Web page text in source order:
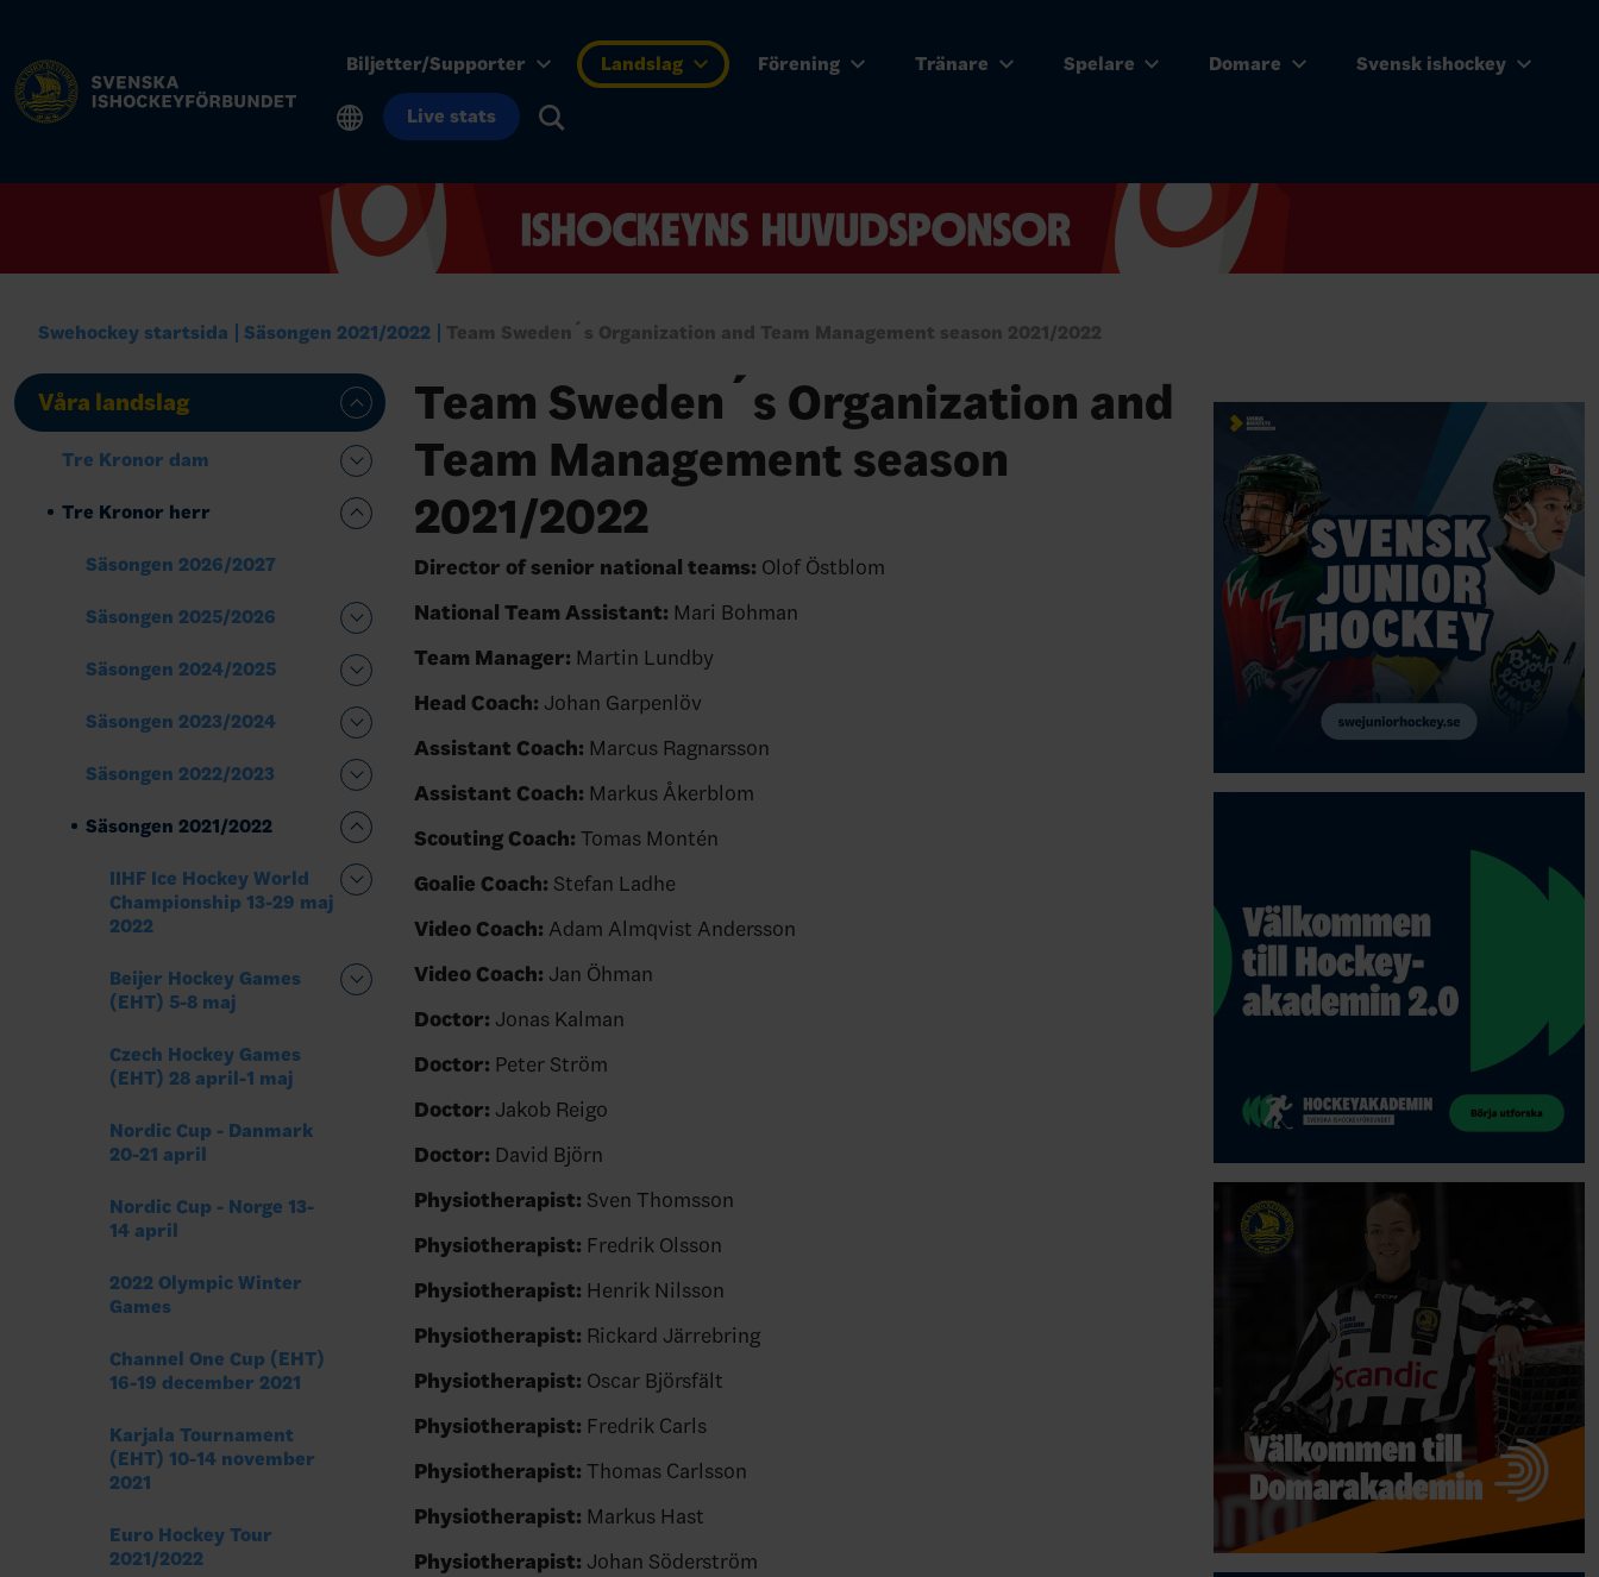
Biljetter/Supporter Landslag Förening Tränare Spelare Domare Svensk ishockey
Live stats
Swehockey startsida Säsongen 2021/2022 Team Sweden´s Organization and Team Management season 2021/2022
Våra landslag
Tre Kronor dam
Tre Kronor herr
Säsongen 2026/2027
Säsongen 2025/2026
Säsongen 2024/2025
Säsongen 2023/2024
Säsongen 2022/2023
Säsongen 2021/2022
IIHF Ice Hockey World
Championship 13-29 maj
2022
Beijer Hockey Games
(EHT) 5-8 maj
Czech Hockey Games
(EHT) 28 april-1 maj
Nordic Cup - Danmark
20-21 april
Nordic Cup - Norge 13-
14 april
2022 Olympic Winter
Games
Channel One Cup (EHT)
16-19 december 2021
Karjala Tournament
(EHT) 10-14 november
2021
Euro Hockey Tour
2021/2022
Team Sweden´s Organization and
Team Management season
2021/2022
Director of senior national teams: Olof Östblom
National Team Assistant: Mari Bohman
Team Manager: Martin Lundby
Head Coach: Johan Garpenlöv
Assistant Coach: Marcus Ragnarsson
Assistant Coach: Markus Åkerblom
Scouting Coach: Tomas Montén
Goalie Coach: Stefan Ladhe
Video Coach: Adam Almqvist Andersson
Video Coach: Jan Öhman
Doctor: Jonas Kalman
Doctor: Peter Ström
Doctor: Jakob Reigo
Doctor: David Björn
Physiotherapist: Sven Thomsson
Physiotherapist: Fredrik Olsson
Physiotherapist: Henrik Nilsson
Physiotherapist: Rickard Järrebring
Physiotherapist: Oscar Björsfält
Physiotherapist: Fredrik Carls
Physiotherapist: Thomas Carlsson
Physiotherapist: Markus Hast
Physiotherapist: Johan Söderström